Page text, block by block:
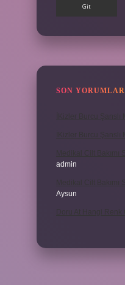
SON YORUMLAR
admin
Aysun